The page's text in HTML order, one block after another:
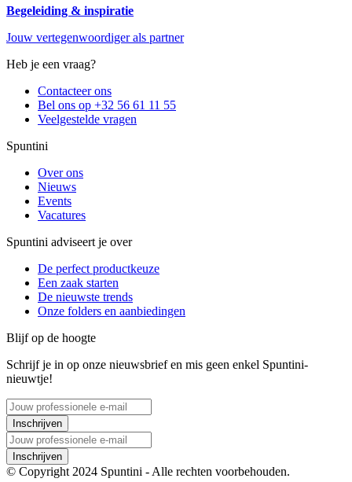
Begeleiding & inspiratie
Jouw vertegenwoordiger als partner
Heb je een vraag?
Contacteer ons
Bel ons op +32 56 61 11 55
Veelgestelde vragen
Spuntini
Over ons
Nieuws
Events
Vacatures
Spuntini adviseert je over
De perfect productkeuze
Een zaak starten
De nieuwste trends
Onze folders en aanbiedingen
Blijf op de hoogte
Schrijf je in op onze nieuwsbrief en mis geen enkel Spuntini-
nieuwtje!
Inschrijven
Inschrijven
© Copyright 2024 Spuntini - Alle rechten voorbehouden.